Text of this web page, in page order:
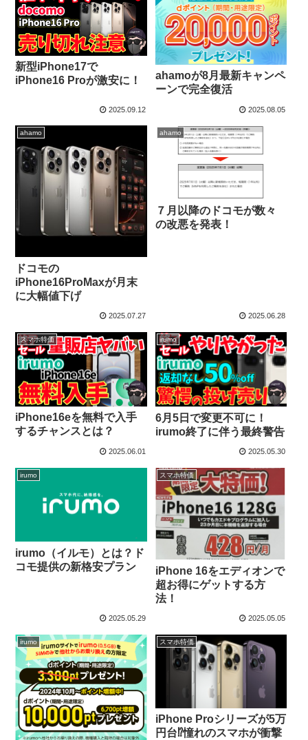
新型iPhone17で
iPhone16 Proが激安に！
2025.09.12
ahamoが8月最新キャンペ
ーンで完全復活
2025.08.05
ahamo
ドコモの
iPhone16ProMaxが月末
に大幅値下げ
2025.07.27
ahamo
７月以降のドコモが数々
の改悪を発表！
2025.06.28
スマホ特価
iPhone16eを無料で入手
するチャンスとは？
2025.06.01
irumo
6月5日で変更不可に！
irumo終了に伴う最終警告
2025.05.30
irumo
irumo（イルモ）とは？ド
コモ提供の新格安プラン
2025.05.29
スマホ特価
iPhone 16をエディオンで
超お得にゲットする方
法！
2025.05.05
irumo スマホ特価
iPhone Proシリーズが5万
円台⁉︎憧れのスマホが衝撃